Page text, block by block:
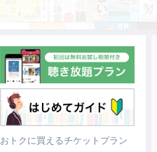
おトクに買えるチケットプラン